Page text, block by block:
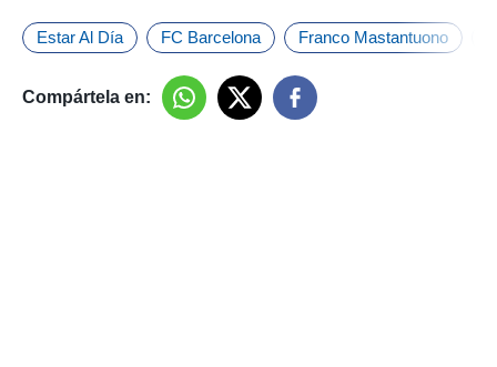
Estar Al Día FC Barcelona Franco Mastantuono
Compártela en: